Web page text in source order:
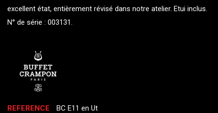
excellent état, entièrement révisé dans notre atelier. Etui inclus.
N° de série : 003131.
REFERENCE BC E11 en Ut